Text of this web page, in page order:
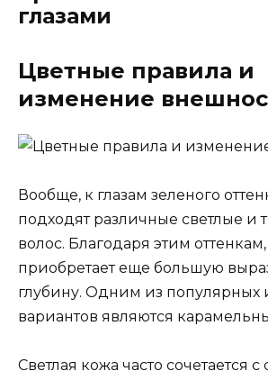
глазами
Цветные правила и
изменение
Вообще, к глазам зеленого
подходят различные светлые и
волос. Благодаря этим оттенкам,
приобретает еще большую
глубину. Одним из популярных
вариантов являются
Светлая кожа часто сочетается